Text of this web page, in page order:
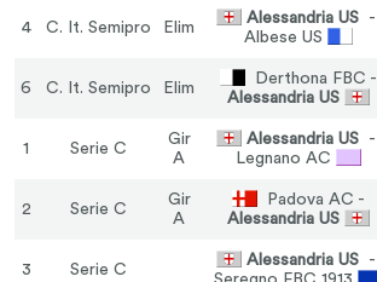
4 C. It. Semipro Elim
Alessandria US -
Albese US
6 C. It. Semipro Elim
Derthona FBC -
Alessandria US
1 Serie C
Gir
A
Alessandria US -
Legnano AC
2 Serie C
Gir
A
Padova AC -
Alessandria US
3 Serie C
Alessandria US -